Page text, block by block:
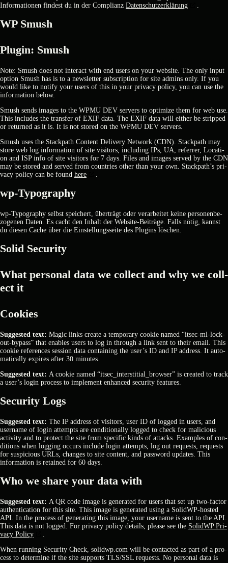
Infor­ma­tio­nen fin­dest du in der Com­pli­anz Daten­schutz­er­klä­rung
WP Smush
Plug­in: Smush
Note: Smush does not inter­act with end users on your web­site. The only input
opti­on Smush has is to a news­let­ter sub­scrip­ti­on for site admins only. If you
would like to noti­fy your users of this in your pri­va­cy poli­cy, you can use the
infor­ma­ti­on below.
Smush sends images to the WPMU DEV ser­vers to opti­mi­ze them for web use.
This includes the trans­fer of EXIF data. The EXIF data will eit­her be strip­ped
or retur­ned as it is. It is not stored on the WPMU DEV ser­vers.
Smush uses the Stack­path Con­tent Deli­very Net­work (CDN). Stack­path may
store web log infor­ma­ti­on of site visi­tors, inclu­ding IPs, UA, refer­rer, Loca­ti­
on and ISP info of site visi­tors for 7 days. Files and images ser­ved by the CDN
may be stored and ser­ved from count­ries other than your own. Stackpath’s pri­
va­cy poli­cy can be found here
wp-Typo­gra­phy
wp-Typo­gra­phy selbst spei­chert, über­trägt oder ver­ar­bei­tet kei­ne per­so­nen­be­
zo­ge­nen Daten. Es cacht den Inhalt der Web­site-Bei­trä­ge. Falls nötig, kannst
du die­sen Cache über die Ein­stel­lungs­sei­te des Plug­ins löschen.
Solid Secu­ri­ty
What per­so­nal data we coll­ect and why we coll­
ect it
Coo­kies
Sug­gested text: Magic links crea­te a tem­po­ra­ry coo­kie named “itsec-ml-lock­
out-bypass” that enables users to log in through a link sent to their email. This
coo­kie refe­ren­ces ses­si­on data con­tai­ning the user’s ID and IP address. It auto­
ma­ti­cal­ly expi­res after 30 minu­tes.
Sug­gested text: A coo­kie named “itsec_interstitial_browser” is crea­ted to track
a user’s log­in pro­cess to imple­ment enhan­ced secu­ri­ty fea­tures.
Secu­ri­ty Logs
Sug­gested text: The IP address of visi­tors, user ID of log­ged in users, and
user­na­me of log­in attempts are con­di­tio­nal­ly log­ged to check for mali­cious
acti­vi­ty and to pro­tect the site from spe­ci­fic kinds of attacks. Examp­les of con­
di­ti­ons when log­ging occurs include log­in attempts, log out requests, requests
for sus­pi­cious URLs, chan­ges to site con­tent, and pass­word updates. This
infor­ma­ti­on is retai­ned for 60 days.
Who we share your data with
Sug­gested text: A QR code image is gene­ra­ted for users that set up two-fac­tor
authen­ti­ca­ti­on for this site. This image is gene­ra­ted using a SolidWP-hos­ted
API. In the pro­cess of gene­ra­ting this image, your user­na­me is sent to the API.
This data is not log­ged. For pri­va­cy poli­cy details, plea­se see the SolidWP Pri­
va­cy Poli­cy
When run­ning Secu­ri­ty Check, solidwp.com will be cont­ac­ted as part of a pro­
cess to deter­mi­ne if the site sup­ports TLS/SSL requests. No per­so­nal data is